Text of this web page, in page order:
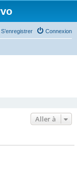
Connexion
S’enregistrer
Aller à